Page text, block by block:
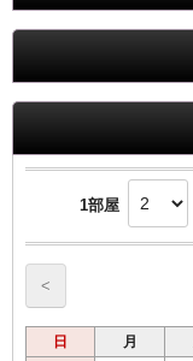
1部屋
<
日 月